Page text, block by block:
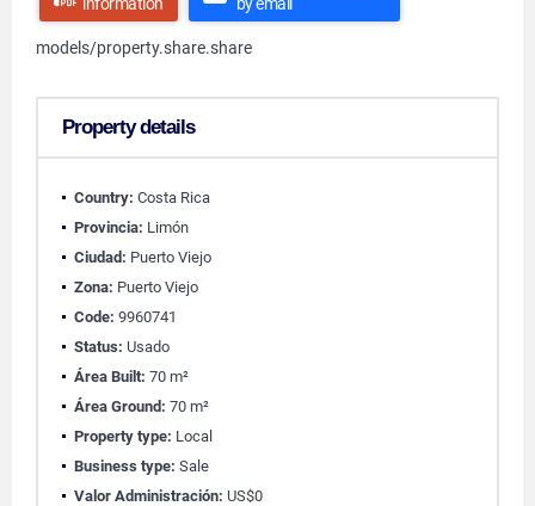
models/property.share.share
Property details
Country: Costa Rica
Provincia: Limón
Ciudad: Puerto Viejo
Zona: Puerto Viejo
Code: 9960741
Status: Usado
Área Built: 70 m²
Área Ground: 70 m²
Property type: Local
Business type: Sale
Valor Administración: US$0